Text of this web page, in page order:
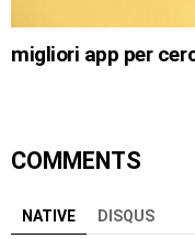
migliori app per
COMMENTS
NATIVE DISQUS